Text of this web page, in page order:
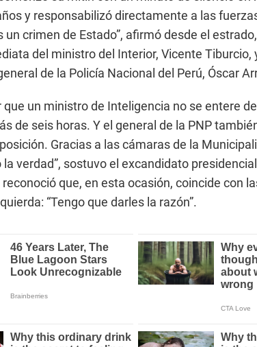
y responsabilizó directamente a las
un crimen de Estado”, afirmó desde el
del ministro del Interior, Vicente Tiburcio,
de la Policía Nacional del Perú, Óscar
que un ministro de Inteligencia no se entere
de seis horas. Y el general de la PNP
Gracias a las cámaras de la
la verdad”, sostuvo el excandidato
que, en esta ocasión, coincide con
“Tengo que darles la razón”.